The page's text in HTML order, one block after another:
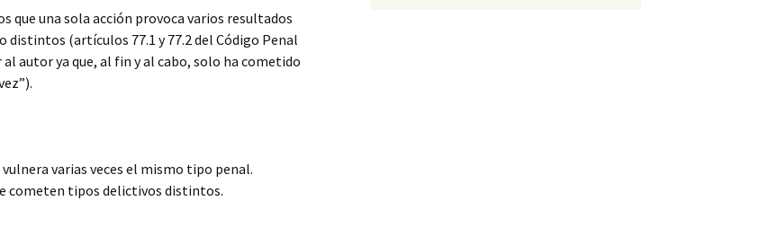
que una sola acción provoca varios resultados
(artículos 77.1 y 77.2 del Código Penal
autor ya que, al fin y al cabo, solo ha cometido
vulnera varias veces el mismo tipo penal.
cometen tipos delictivos distintos.